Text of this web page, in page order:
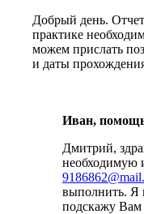
Добрый день.
практике
можем прислать
и даты
Иван,
Дмитрий,
необходимую
выполнить. Я
подскажу Вам